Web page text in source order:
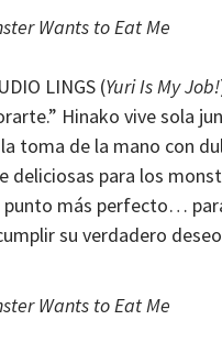
Wants to Eat Me
LINGS (Yuri Is My Job!
Hinako vive sola
toma de la mano con
deliciosas para los
punto más perfecto…
su verdadero
Wants to Eat Me